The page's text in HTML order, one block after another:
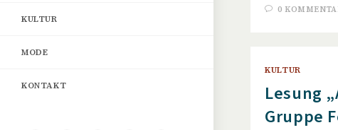
KULTUR
MODE
KONTAKT
0
KULTUR
Lesung
Gruppe